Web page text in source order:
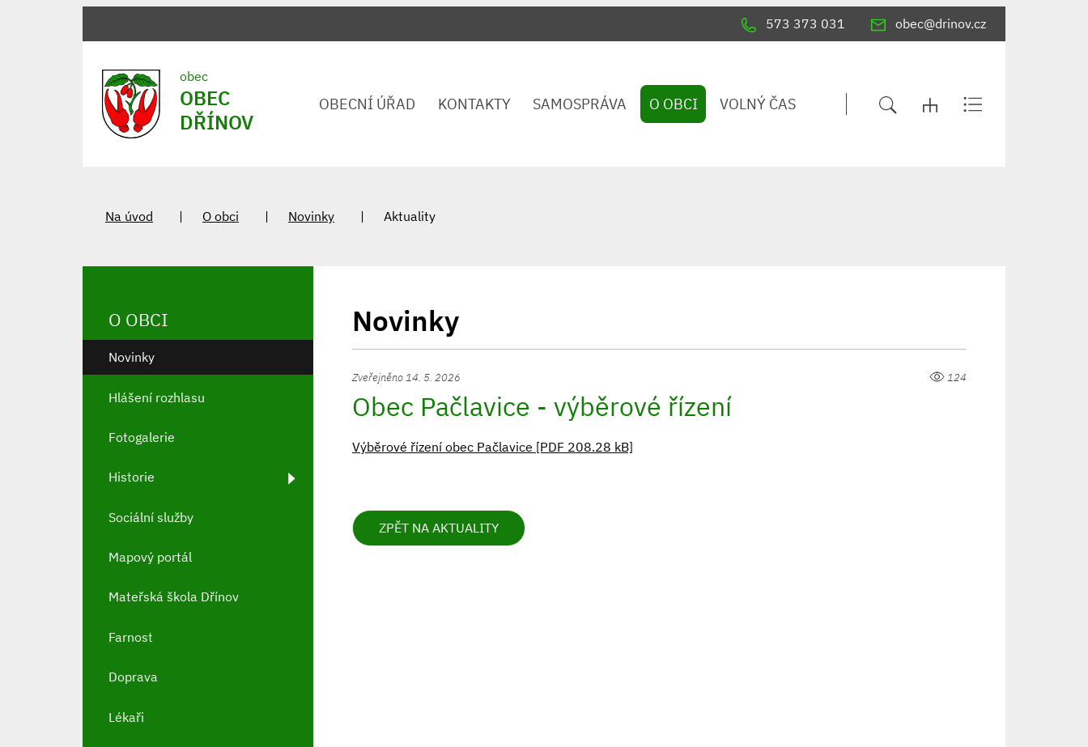
573 373 031 obec@drinov.cz
obec
OBEC
DŘÍNOV
OBECNÍ ÚŘAD KONTAKTY SAMOSPRÁVA O OBCI VOLNÝ ČAS
Na úvod O obci Novinky Aktuality
Novinky
Zveřejněno 14. 5. 2026 124
Obec Pačlavice - výběrové řízení
Výběrové řízení obec Pačlavice [PDF 208.28 kB]
ZPĚT NA AKTUALITY
O OBCI
Novinky
Hlášení rozhlasu
Fotogalerie
Historie
Sociální služby
Mapový portál
Mateřská škola Dřínov
Farnost
Doprava
Lékaři